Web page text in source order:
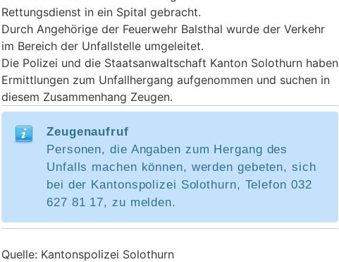
Rettungsdienst in ein Spital gebracht.
Durch Angehörige der Feuerwehr Balsthal wurde der Verkehr
im Bereich der Unfallstelle umgeleitet.
Die Polizei und die Staatsanwaltschaft Kanton Solothurn haben
Ermittlungen zum Unfallhergang aufgenommen und suchen in
diesem Zusammenhang Zeugen.
Zeugenaufruf
Personen, die Angaben zum Hergang des
Unfalls machen können, werden gebeten, sich
bei der Kantonspolizei Solothurn, Telefon 032
627 81 17, zu melden.
Quelle: Kantonspolizei Solothurn